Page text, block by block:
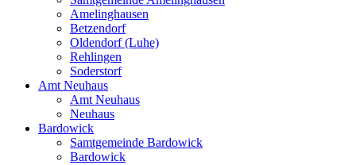
Amelinghausen
Betzendorf
Oldendorf (Luhe)
Rehlingen
Soderstorf
Amt Neuhaus
Amt Neuhaus
Neuhaus
Bardowick
Samtgemeinde Bardowick
Bardowick